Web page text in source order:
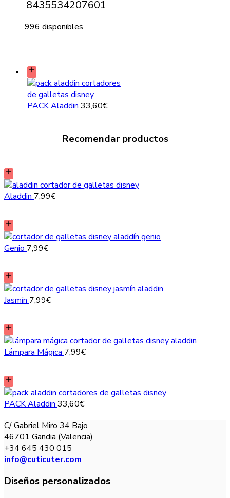
8435534207601
996 disponibles
PACK Aladdin 33,60€
Recomendar productos
Aladdin 7,99€
Genio 7,99€
Jasmín 7,99€
Lámpara Mágica 7,99€
PACK Aladdin 33,60€
C/ Gabriel Miro 34 Bajo
46701 Gandia (Valencia)
+34 645 430 015
info@cuticuter.com
Diseños personalizados